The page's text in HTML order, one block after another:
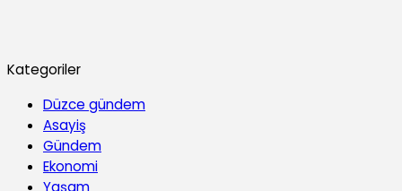
Kategoriler
Düzce gündem
Asayiş
Gündem
Ekonomi
Yaşam